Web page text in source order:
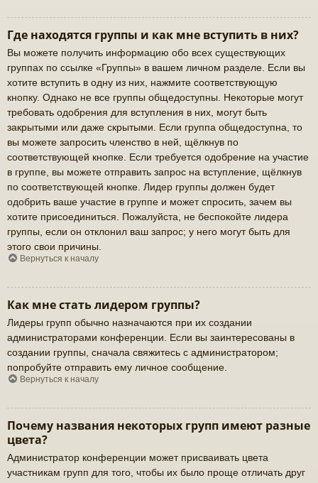
Где находятся группы и как мне вступить в них?
Вы можете получить информацию обо всех существующих
группах по ссылке «Группы» в вашем личном разделе. Если вы
хотите вступить в одну из них, нажмите соответствующую
кнопку. Однако не все группы общедоступны. Некоторые могут
требовать одобрения для вступления в них, могут быть
закрытыми или даже скрытыми. Если группа общедоступна, то
вы можете запросить членство в ней, щёлкнув по
соответствующей кнопке. Если требуется одобрение на участие
в группе, вы можете отправить запрос на вступление, щёлкнув
по соответствующей кнопке. Лидер группы должен будет
одобрить ваше участие в группе и может спросить, зачем вы
хотите присоединиться. Пожалуйста, не беспокойте лидера
группы, если он отклонил ваш запрос; у него могут быть для
этого свои причины.
Вернуться к началу
Как мне стать лидером группы?
Лидеры групп обычно назначаются при их создании
администраторами конференции. Если вы заинтересованы в
создании группы, сначала свяжитесь с администратором;
попробуйте отправить ему личное сообщение.
Вернуться к началу
Почему названия некоторых групп имеют разные
цвета?
Администратор конференции может присваивать цвета
участникам групп для того, чтобы их было проще отличать друг